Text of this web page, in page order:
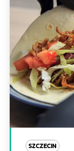
SZCZECIN